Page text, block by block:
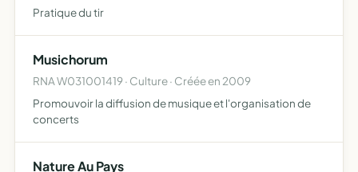
Pratique du tir
Musichorum
RNA W031001419 · Culture · Créée en 2009
Promouvoir la diffusion de musique et l'organisation de
concerts
Nature Au Pays